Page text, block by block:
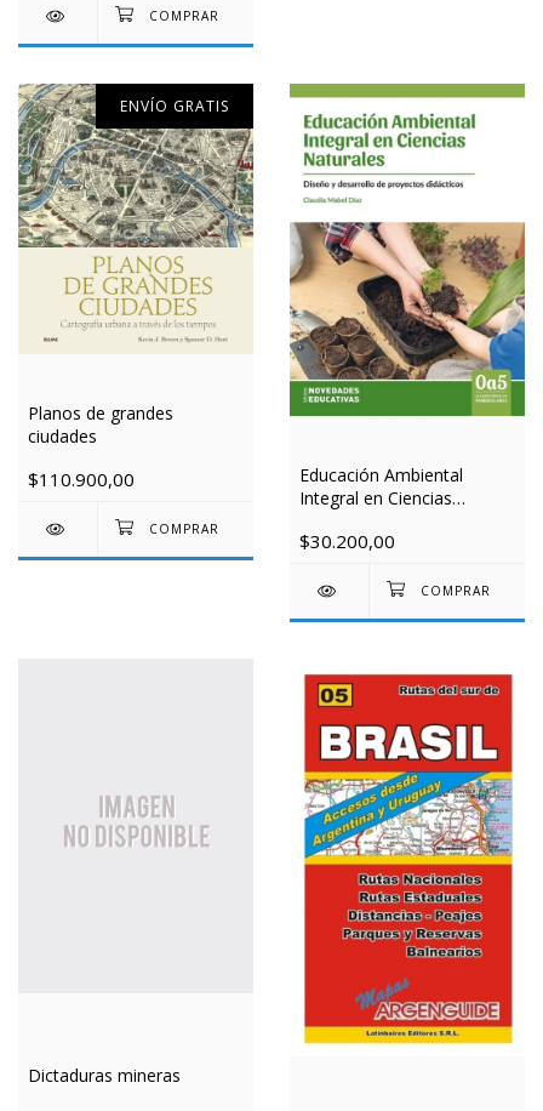
ENVÍO GRATIS
Planos de grandes
ciudades
$110.900,00
Educación Ambiental
Integral en Ciencias
$30.200,00
Dictaduras mineras